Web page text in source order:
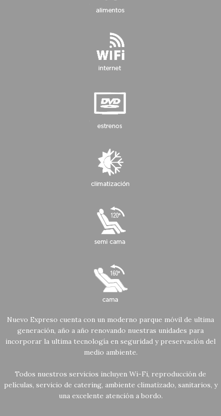
Nuevo Expreso cuenta con un moderno parque móvil de ultima
generación, año a año renovando nuestras unidades para
incorporar la ultima tecnología en seguridad y preservación del
medio ambiente.
Todos nuestros servicios incluyen Wi-Fi, reproducción de
películas, servicio de catering, ambiente climatizado, sanitarios, y
una excelente atención a bordo.